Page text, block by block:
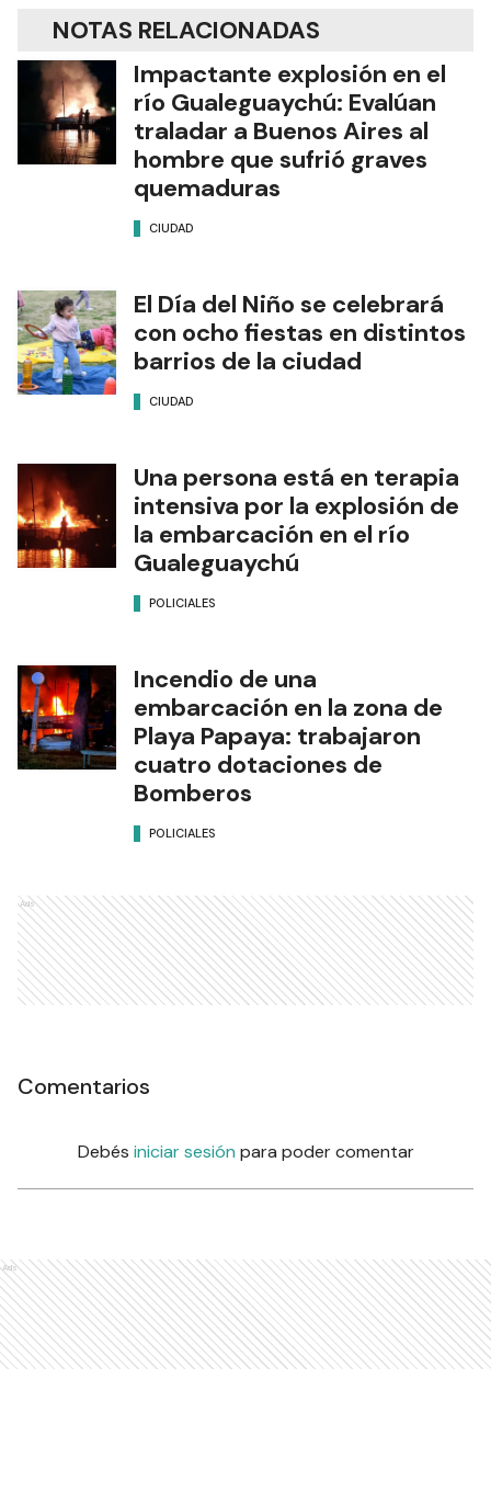
NOTAS RELACIONADAS
Impactante explosión en el
río Gualeguaychú: Evalúan
traladar a Buenos Aires al
hombre que sufrió graves
quemaduras
CIUDAD
El Día del Niño se celebrará
con ocho fiestas en distintos
barrios de la ciudad
CIUDAD
Una persona está en terapia
intensiva por la explosión de
la embarcación en el río
Gualeguaychú
POLICIALES
Incendio de una
embarcación en la zona de
Playa Papaya: trabajaron
cuatro dotaciones de
Bomberos
POLICIALES
Ads
Comentarios
Debés iniciar sesión para poder comentar
Ads